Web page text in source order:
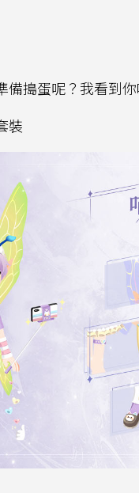
備搗蛋呢？我看到
裝